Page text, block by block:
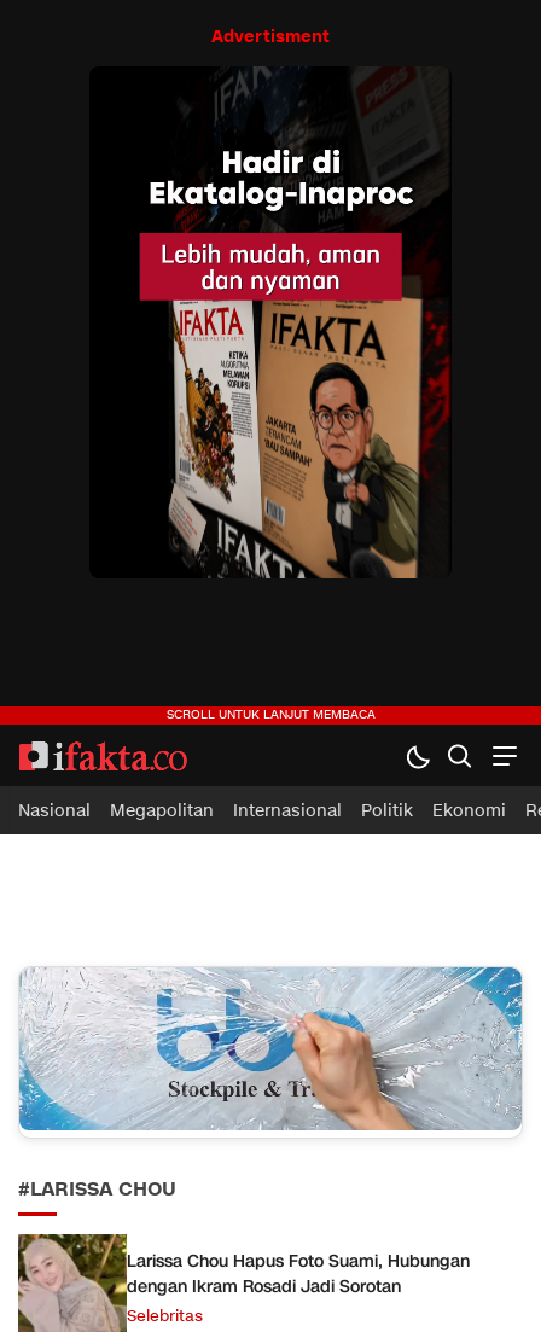
Advertisment
ifakta.co
#pastibenar
Nasional Megapolitan Internasional Politik Ekonomi
#LARISSA CHOU
Larissa Chou Hapus Foto Suami, Hubungan
dengan Ikram Rosadi Jadi Sorotan
Selebritas